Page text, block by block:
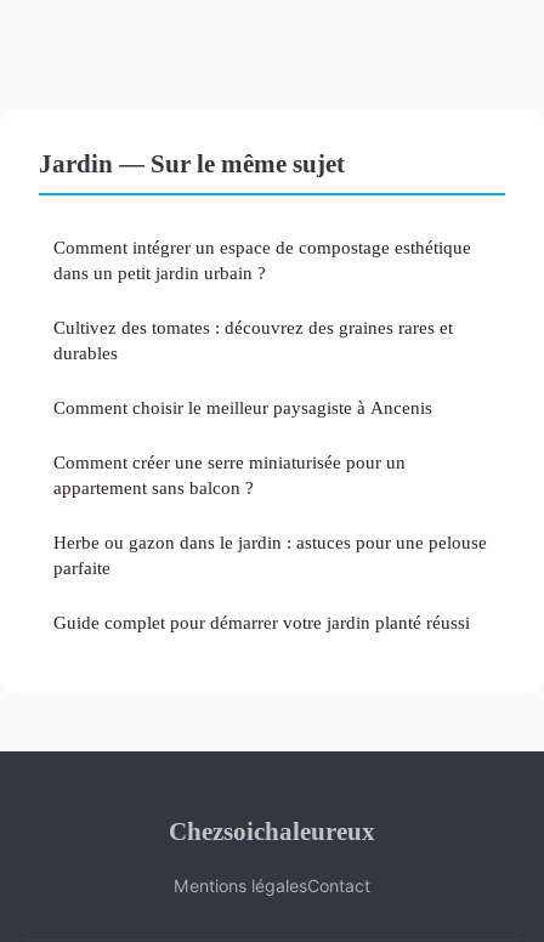
Jardin — Sur le même sujet
Comment intégrer un espace de compostage esthétique
dans un petit jardin urbain ?
Cultivez des tomates : découvrez des graines rares et
durables
Comment choisir le meilleur paysagiste à Ancenis
Comment créer une serre miniaturisée pour un
appartement sans balcon ?
Herbe ou gazon dans le jardin : astuces pour une pelouse
parfaite
Guide complet pour démarrer votre jardin planté réussi
Chezsoichaleureux
Mentions légalesContact